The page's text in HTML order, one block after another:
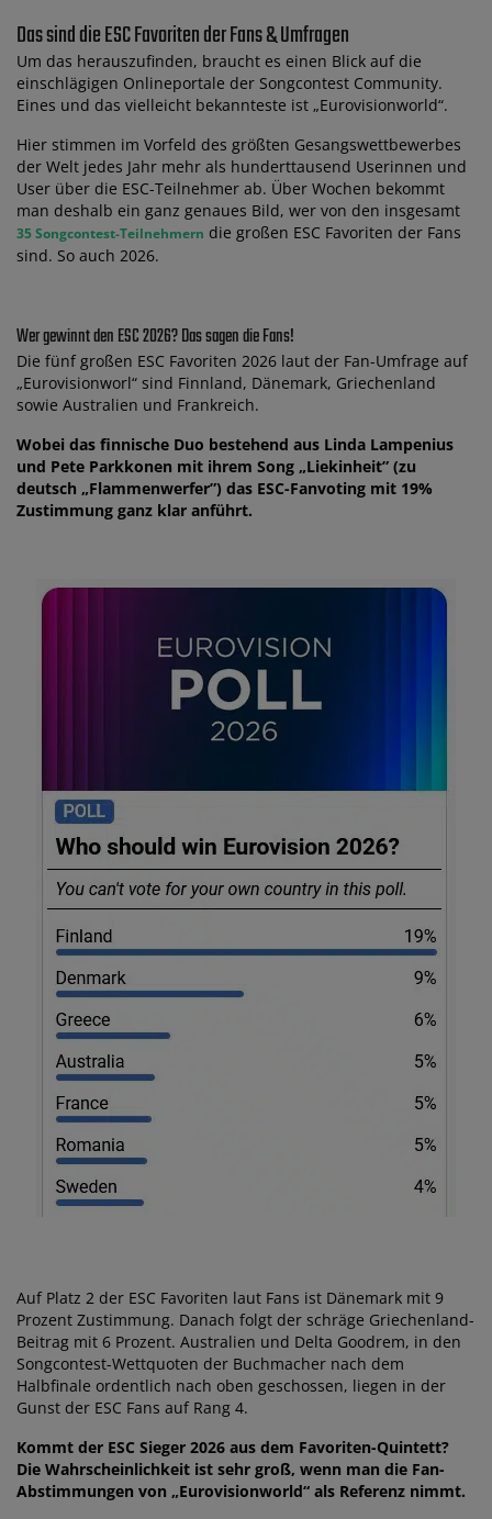
Das sind die ESC Favoriten der Fans & Umfragen
Um das herauszufinden, braucht es einen Blick auf die
einschlägigen Onlineportale der Songcontest Community.
Eines und das vielleicht bekannteste ist „Eurovisionworld“.
Hier stimmen im Vorfeld des größten Gesangswettbewerbes
der Welt jedes Jahr mehr als hunderttausend Userinnen und
User über die ESC-Teilnehmer ab. Über Wochen bekommt
man deshalb ein ganz genaues Bild, wer von den insgesamt
35 Songcontest-Teilnehmern die großen ESC Favoriten der Fans
sind. So auch 2026.
Wer gewinnt den ESC 2026? Das sagen die Fans!
Die fünf großen ESC Favoriten 2026 laut der Fan-Umfrage auf
„Eurovisionworl“ sind Finnland, Dänemark, Griechenland
sowie Australien und Frankreich.
Wobei das finnische Duo bestehend aus Linda Lampenius
und Pete Parkkonen mit ihrem Song „Liekinheit” (zu
deutsch „Flammenwerfer”) das ESC-Fanvoting mit 19%
Zustimmung ganz klar anführt.
Auf Platz 2 der ESC Favoriten laut Fans ist Dänemark mit 9
Prozent Zustimmung. Danach folgt der schräge Griechenland-
Beitrag mit 6 Prozent. Australien und Delta Goodrem, in den
Songcontest-Wettquoten der Buchmacher nach dem
Halbfinale ordentlich nach oben geschossen, liegen in der
Gunst der ESC Fans auf Rang 4.
Kommt der ESC Sieger 2026 aus dem Favoriten-Quintett?
Die Wahrscheinlichkeit ist sehr groß, wenn man die Fan-
Abstimmungen von „Eurovisionworld“ als Referenz nimmt.